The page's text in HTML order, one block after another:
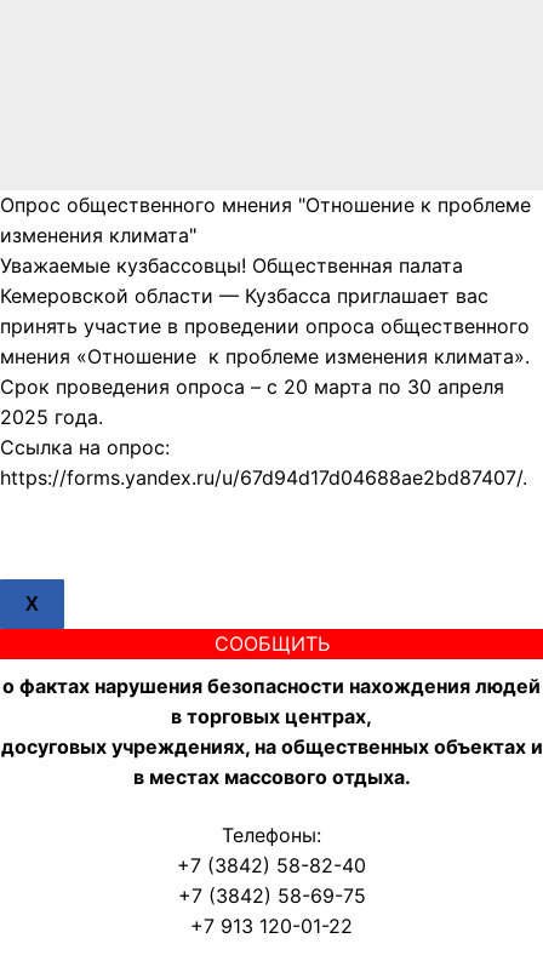
Опрос общественного мнения "Отношение к проблеме
изменения климата"
Уважаемые кузбассовцы! Общественная палата
Кемеровской области — Кузбасса приглашает вас
принять участие в проведении опроса общественного
мнения «Отношение к проблеме изменения климата».
Срок проведения опроса – с 20 марта по 30 апреля
2025 года.
Ссылка на опрос:
https://forms.yandex.ru/u/67d94d17d04688ae2bd87407/.
X
СООБЩИТЬ
о фактах нарушения безопасности нахождения людей
в торговых центрах,
досуговых учреждениях, на общественных объектах и
в местах массового отдыха.
Телефоны:
+7 (3842) 58-82-40
+7 (3842) 58-69-75
+7 913 120-01-22